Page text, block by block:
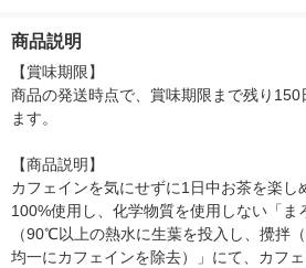
商品説明
【賞味期限】
商品の発送時点で、賞味期限まで残り150
ます。
【商品説明】
カフェインを気にせずに1日中お茶を楽し
100%使用し、化学物質を使用しない「ま
（90℃以上の熱水に生葉を投入し、攪拌
均一にカフェインを除去）」にて、カフ